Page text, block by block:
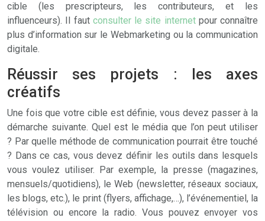
cible (les prescripteurs, les contributeurs, et les
influenceurs). Il faut consulter le site internetpour connaître
plus d’information sur le Webmarketing ou la communication
digitale.
Réussir ses projets : les axes
créatifs
Une fois que votre cible est définie, vous devez passer à la
démarche suivante. Quel est le média que l’on peut utiliser
? Par quelle méthode de communication pourrait être touché
? Dans ce cas, vous devez définir les outils dans lesquels
vous voulez utiliser. Par exemple, la presse (magazines,
mensuels/quotidiens), le Web (newsletter, réseaux sociaux,
les blogs, etc.), le print (flyers, affichage,…), l’événementiel, la
télévision ou encore la radio. Vous pouvez envoyer vos